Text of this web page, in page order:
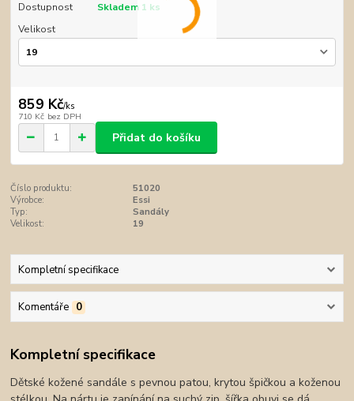
Dostupnost
Skladem 1 ks
Velikost
859 Kč/ks
710 Kč bez DPH
Přidat do košíku
Číslo produktu:
51020
Výrobce:
Essi
Typ:
Sandály
Velikost:
19
Kompletní specifikace
Komentáře 0
Kompletní specifikace
Dětské kožené sandále s pevnou patou, krytou špičkou a koženou